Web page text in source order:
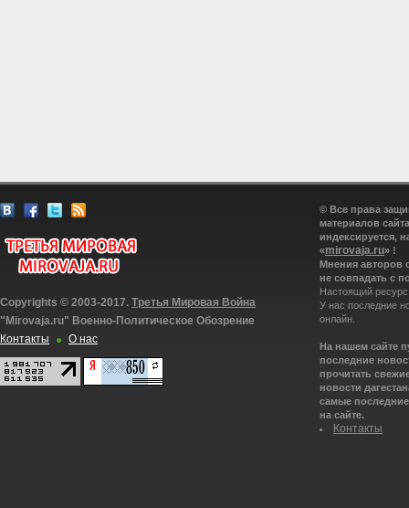
Copyrights © 2003-2017. Третья Мировая Война
"Mirovaja.ru" Военно-Политическое Обозрение
Контакты
О нас
© Все права
материалов
индексируется,
«mirovaja.ru» !
Мнения авторов
не совпадать с
Настоящий
У нас последние
онлайн.
На нашем сайте
последние
прочитать
новости
самые
на сайте.
Контакты